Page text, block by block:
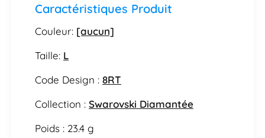
Caractéristiques Produit
Couleur: [aucun]
Taille: L
Code Design : 8RT
Collection : Swarovski Diamantée
Poids : 23.4 g